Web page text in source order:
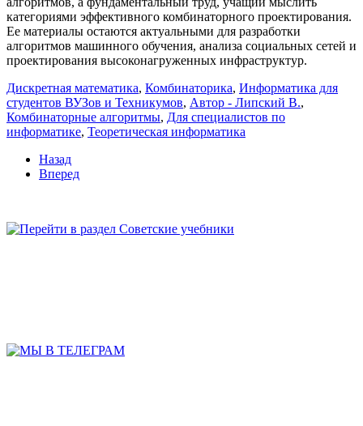
категориями эффективного комбинаторного проектирования.
Ее материалы остаются актуальными для разработки
алгоритмов машинного обучения, анализа социальных сетей и
проектирования высоконагруженных инфраструктур.
Дискретная математика, Комбинаторика, Информатика для
студентов ВУЗов и Техникумов, Автор - Липский В.,
Комбинаторные алгоритмы, Для специалистов по
информатике, Теоретическая информатика
Назад
Вперед